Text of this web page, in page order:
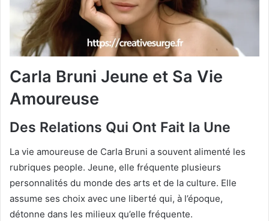
Carla Bruni Jeune et Sa Vie
Amoureuse
Des Relations Qui Ont Fait la Une
La vie amoureuse de Carla Bruni a souvent alimenté les
rubriques people. Jeune, elle fréquente plusieurs
personnalités du monde des arts et de la culture. Elle
assume ses choix avec une liberté qui, à l’époque,
détonne dans les milieux qu’elle fréquente.